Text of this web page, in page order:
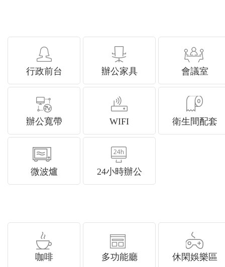
行政前台 辦公家具 會議室
辦公寬帶 WIFI 衛生間配套
微波爐 24小時辦公
咖啡 多功能廳 休閑娛樂區